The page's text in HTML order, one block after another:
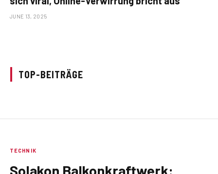
JUNE 13, 2025
TOP-BEITRÄGE
TECHNIK
Solakon Balkonkraftwerk: